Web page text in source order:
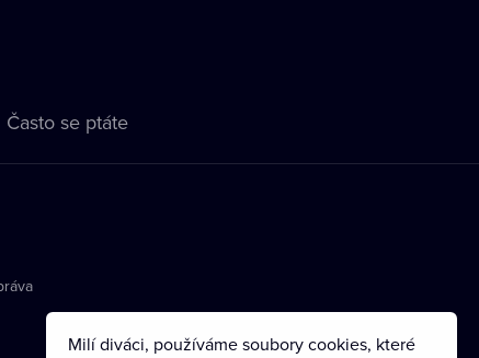
Často se ptáte
Milí diváci, používáme soubory cookies, které